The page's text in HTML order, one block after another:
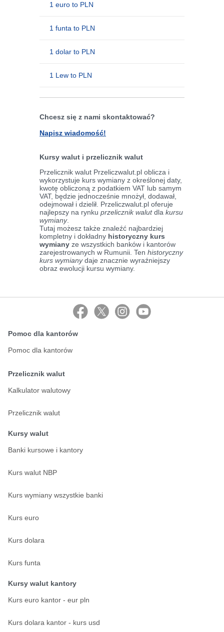
1 euro to PLN
1 funta to PLN
1 dolar to PLN
1 Lew to PLN
Chcesz się z nami skontaktować?
Napisz wiadomość!
Kursy walut i przelicznik walut
Przelicznik walut Przeliczwalut.pl oblicza i
wykorzystuje kurs wymiany z określonej daty,
kwotę obliczoną z podatkiem VAT lub samym
VAT, będzie jednocześnie mnożył, dodawał,
odejmował i dzielił. Przeliczwalut.pl oferuje
najlepszy na rynku przelicznik walutdla kursu
wymiany.
Tutaj możesz także znaleźć najbardziej
kompletny i dokładny historyczny kurs
wymiany ze wszystkich banków i kantorów
zarejestrowanych w Rumunii. Ten historyczny
kurs wymianydaje znacznie wyraźniejszy
obraz ewolucji kursu wymiany.
Pomoc dla kantorów
Pomoc dla kantorów
Przelicznik walut
Kalkulator walutowy
Przelicznik walut
Kursy walut
Banki kursowe i kantory
Kurs walut NBP
Kurs wymiany wszystkie banki
Kurs euro
Kurs dolara
Kurs funta
Kursy walut kantory
Kurs euro kantor - eur pln
Kurs dolara kantor - kurs usd